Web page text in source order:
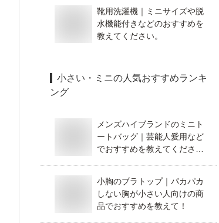
靴用洗濯機｜ミニサイズや脱
水機能付きなどのおすすめを
教えてください。
小さい・ミニの人気おすすめランキ
ング
メンズハイブランドのミニト
ートバッグ｜芸能人愛用など
でおすすめを教えてくださ
小胸のブラトップ｜パカパカ
しない胸が小さい人向けの商
品でおすすめを教えて！